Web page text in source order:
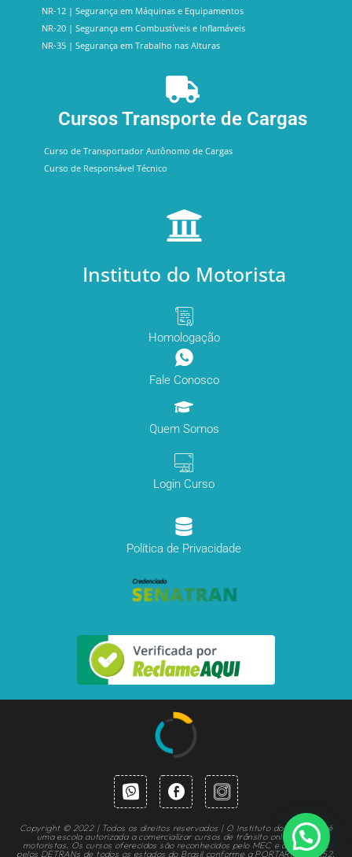
NR-12 | Segurança em Máquinas e Equipamentos
NR-20 | Segurança em Combustíveis e Inflamáveis
NR-35 | Segurança em Trabalho nas Alturas
Cursos Transporte de Cargas
Curso de Transportador Autônomo de Cargas
Curso de Responsável Técnico
Instituto do Motorista
Homologação
Fale Conosco
Quem Somos
Login Curso
Política de Privacidade
Copyright © 2022 | Todos os direitos reservados | O Instituto do Motorista é
uma escola autorizada a comercializar cursos de trânsito online para
motoristas. Os cursos oferecidos são reconhecidos pelo MEC e autorizados
pelos DETRANs de todos os estados do Brasil conforme a PORTARIA Nº 1.152,